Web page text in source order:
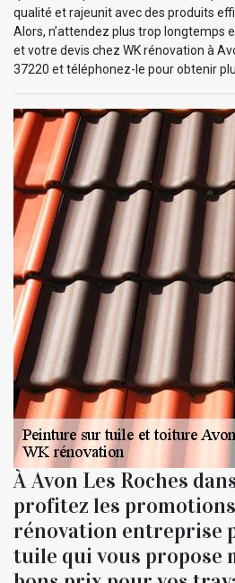
qualité et rajeunit avec des produits
Alors, n’attendez plus trop longtemps
et votre devis chez WK rénovation à
37220 et téléphonez-le pour obtenir
À Avon Les Roches
profitez les
rénovation entreprise
tuile qui vous propose